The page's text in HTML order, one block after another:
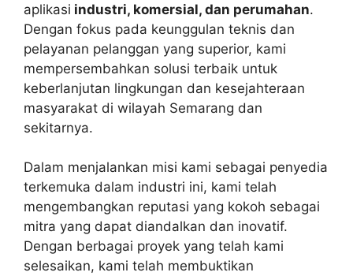
aplikasi industri, komersial, dan perumahan.
Dengan fokus pada keunggulan teknis dan
pelayanan pelanggan yang superior, kami
mempersembahkan solusi terbaik untuk
keberlanjutan lingkungan dan kesejahteraan
masyarakat di wilayah Semarang dan
sekitarnya.
Dalam menjalankan misi kami sebagai penyedia
terkemuka dalam industri ini, kami telah
mengembangkan reputasi yang kokoh sebagai
mitra yang dapat diandalkan dan inovatif.
Dengan berbagai proyek yang telah kami
selesaikan, kami telah membuktikan